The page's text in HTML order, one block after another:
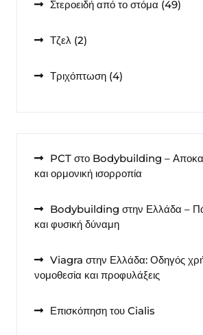
Στεροειδή από το στόμα 4949
Τζελ 22
Τριχόπτωση 44
PCT στο Bodybuilding –
και ορμονική ισορροπία
Bodybuilding στην Ελλάδα –
και φυσική δύναμη
Viagra στην Ελλάδα: Οδηγός
νομοθεσία και προφυλάξεις
Επισκόπηση του Cialis